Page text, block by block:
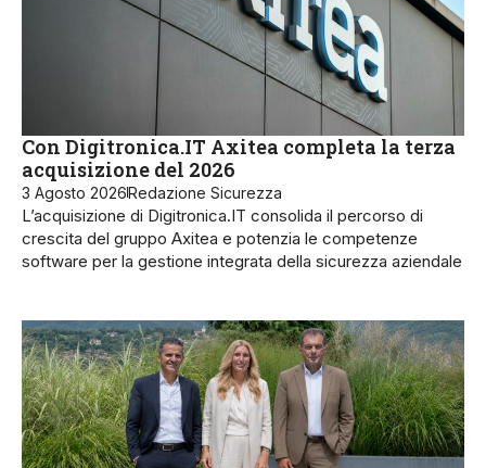
Con Digitronica.IT Axitea completa la terza
acquisizione del 2026
3 Agosto 2026Redazione Sicurezza
L’acquisizione di Digitronica.IT consolida il percorso di
crescita del gruppo Axitea e potenzia le competenze
software per la gestione integrata della sicurezza aziendale